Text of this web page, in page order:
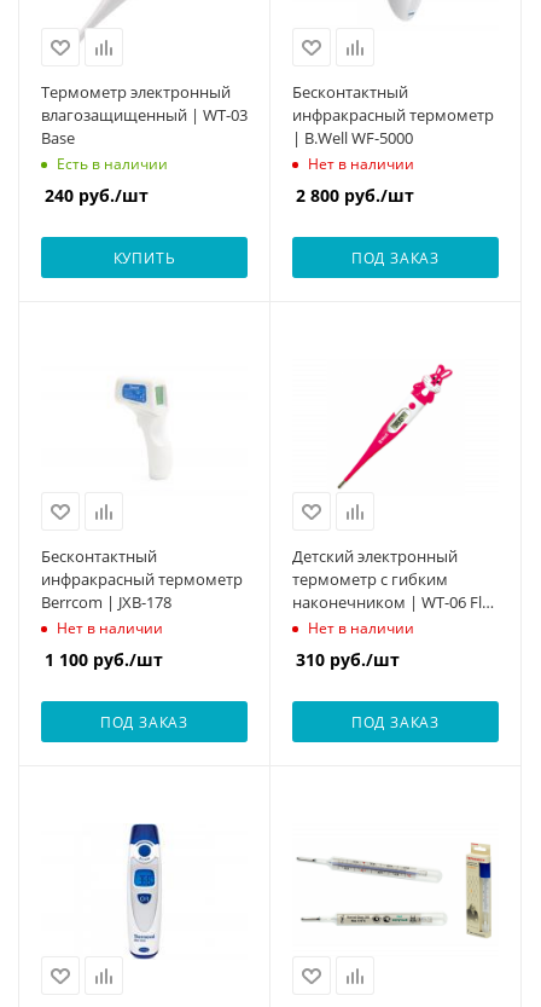
Термометр электронный
влагозащищенный | WT-03
Base
Есть в наличии
240 руб./шт
КУПИТЬ
Бесконтактный
инфракрасный термометр
| B.Well WF-5000
Нет в наличии
2 800 руб./шт
ПОД ЗАКАЗ
Бесконтактный
инфракрасный термометр
Berrcom | JXB-178
Нет в наличии
1 100 руб./шт
ПОД ЗАКАЗ
Детский электронный
термометр с гибким
наконечником | WT-06 Flex
Rabbit
Нет в наличии
310 руб./шт
ПОД ЗАКАЗ